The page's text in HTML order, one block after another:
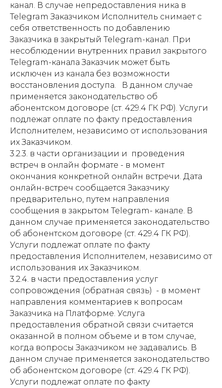
канал. В случае непредоставления ника в
Telegram Заказчиком Исполнитель снимает с
себя ответственность по добавлению
Заказчика в закрытый Telegram-канал. При
несоблюдении внутренних правил закрытого
Telegram-канала Заказчик может быть
исключен из канала без возможности
восстановления доступа. В данном случае
применяется законодательство об
абонентском договоре (ст. 429.4 ГК РФ). Услуги
подлежат оплате по факту предоставления
Исполнителем, независимо от использования
их Заказчиком.
3.2.3. в части организации и проведения
встреч в онлайн формате - в момент
окончания конкретной онлайн встречи. Дата
онлайн-встреч сообщается Заказчику
предварительно, путем направления
сообщения в закрытом Telegram- канале. В
данном случае применяется законодательство
об абонентском договоре (ст. 429.4 ГК РФ).
Услуги подлежат оплате по факту
предоставления Исполнителем, независимо от
использования их Заказчиком.
3.2.4. в части предоставления услуг
сопровождения (обратная связь) - в момент
направления комментариев к вопросам
Заказчика на Платформе. Услуга
предоставления обратной связи считается
оказанной в полном объеме и в том случае,
когда вопросы Заказчиком не задавались. В
данном случае применяется законодательство
об абонентском договоре (ст. 429.4 ГК РФ).
Услуги подлежат оплате по факту